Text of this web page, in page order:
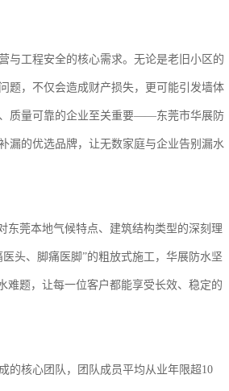
与工程安全的核心需求。无论是老旧小区的
题，不仅会造成财产损失，更可能引发墙体
质量可靠的企业至关重要——东莞市华展防
漏的优选品牌，让无数家庭与企业告别漏水
东莞本地气候特点、建筑结构类型的深刻理
头、脚痛医脚”的粗放式施工，华展防水坚
难题，让每一位客户都能享受长效、稳定的
的核心团队，团队成员平均从业年限超10